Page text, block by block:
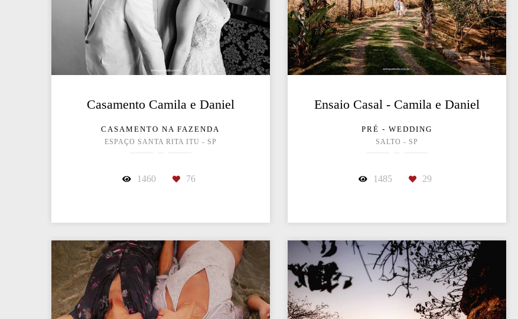
Casamento Camila e Daniel
CASAMENTO NA FAZENDA
ESPAÇO SANTA RITA ITU - SP
1460 76
Ensaio Casal - Camila e Daniel
PRÉ - WEDDING
SALTO - SP
1485 29